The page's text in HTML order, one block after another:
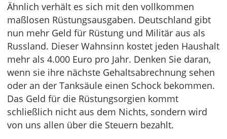
Ähnlich verhält es sich mit den vollkommen
maßlosen Rüstungsausgaben. Deutschland gibt
nun mehr Geld für Rüstung und Militär aus als
Russland. Dieser Wahnsinn kostet jeden Haushalt
mehr als 4.000 Euro pro Jahr. Denken Sie daran,
wenn sie ihre nächste Gehaltsabrechnung sehen
oder an der Tanksäule einen Schock bekommen.
Das Geld für die Rüstungsorgien kommt
schließlich nicht aus dem Nichts, sondern wird
von uns allen über die Steuern bezahlt.